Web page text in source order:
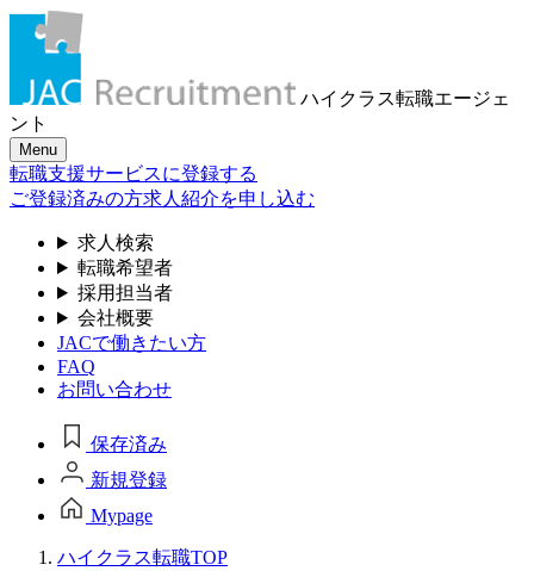
ハイクラス転職エージェ
ント
Menu
転職支援サービスに登録する
ご登録済みの方求人紹介を申し込む
求人検索
転職希望者
採用担当者
会社概要
JACで働きたい方
FAQ
お問い合わせ
保存済み
新規登録
Mypage
ハイクラス転職TOP